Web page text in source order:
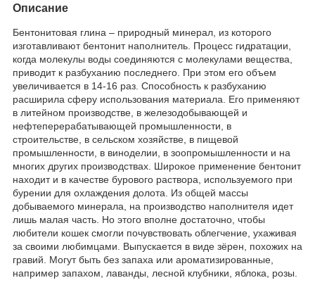
Описание
Бентонитовая глина – природный минерал, из которого
изготавливают бентонит наполнитель. Процесс гидратации,
когда молекулы воды соединяются с молекулами вещества,
приводит к разбуханию последнего. При этом его объем
увеличивается в 14-16 раз. Способность к разбуханию
расширила сферу использования материала. Его применяют
в литейном производстве, в железодобывающей и
нефтеперерабатывающей промышленности, в
строительстве, в сельском хозяйстве, в пищевой
промышленности, в виноделии, в зоопромышленности и на
многих других производствах. Широкое применение бентонит
находит и в качестве бурового раствора, используемого при
бурении для охлаждения долота. Из общей массы
добываемого минерала, на производство наполнителя идет
лишь малая часть. Но этого вполне достаточно, чтобы
любители кошек смогли почувствовать облегчение, ухаживая
за своими любимцами. Выпускается в виде зёрен, похожих на
гравий. Могут быть без запаха или ароматизированные,
например запахом, лаванды, лесной клубники, яблока, розы.